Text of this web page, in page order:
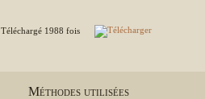
Téléchargé 1988 fois
Méthodes utilisées